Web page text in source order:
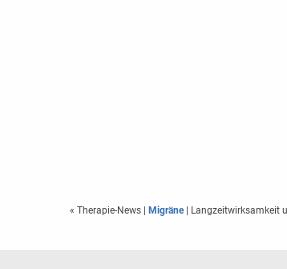
« Therapie-News Migräne| Langzeitwirksamkeit